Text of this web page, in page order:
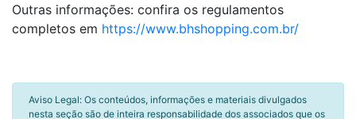
Outras informações: confira os regulamentos
completos em https://www.bhshopping.com.br/
Aviso Legal: Os conteúdos, informações e materiais divulgados
nesta seção são de inteira responsabilidade dos associados que os